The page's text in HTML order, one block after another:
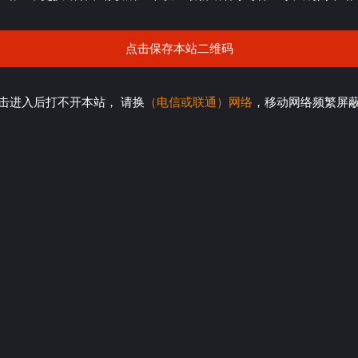
点击保存本站二维码
进入后打不开本站， 请换 （电信或联通）网络 ，移动网络频繁屏